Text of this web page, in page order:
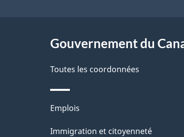
d
e
l
Gouvernement du
Toutes les coordonnées
Thèmes
et
Emplois
Immigration et citoyenneté